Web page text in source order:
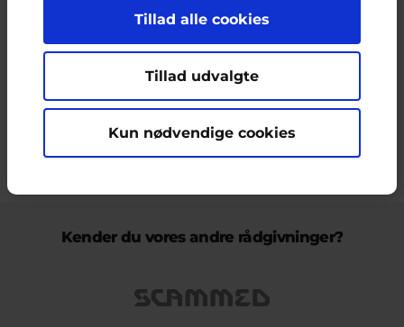
hjemmeside.
Marketing
Tillad alle cookies
Tillad udvalgte
Kun nødvendige cookies
ikke nødvendigvis den Europæiske Unions holdninger.
Kender du vores andre rådgivninger?